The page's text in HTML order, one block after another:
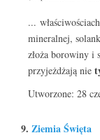
...
mineralnej,
złoża borowiny i
przyjeżdżają nie
Utworzone: 28
9. Ziemia Święta